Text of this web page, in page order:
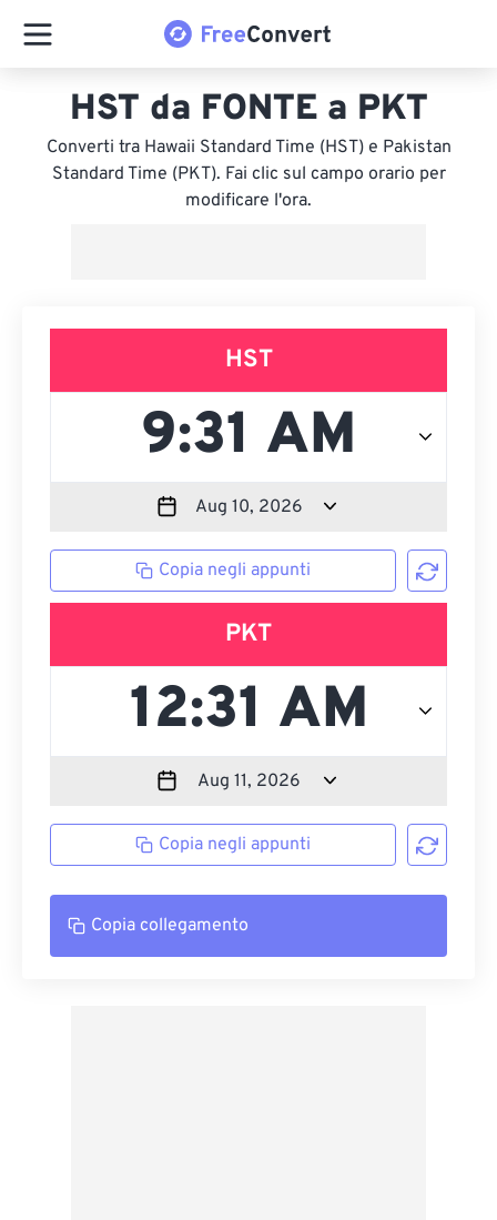
HST da FONTE a PKT
Converti tra Hawaii Standard Time (HST) e Pakistan
Standard Time (PKT). Fai clic sul campo orario per
modificare l'ora.
HST
Copia negli appunti
PKT
Copia negli appunti
Copia collegamento